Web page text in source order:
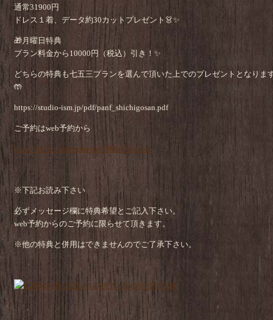
通常31900円
ドレス１着、データ約30カットプレゼント👗✨
🎁月曜日特典
プラン料金から10000円（税込）引き！✨
どちらの特典も七五三プランを選んで頂いた上でのプレゼントとなりま
🤲
https://studio-ism.jp/pdf/panf_shichigosan.pdf
ご予約はweb予約から
https://totoco-net.com/sps/002b5/ism/ism
※下記お読み下さい
必ずメッセージ欄に特典希望とご記入下さい。
web予約からのご予約に限らせて頂きます。
※他の特典と併用はできませんのでご了承下さい。